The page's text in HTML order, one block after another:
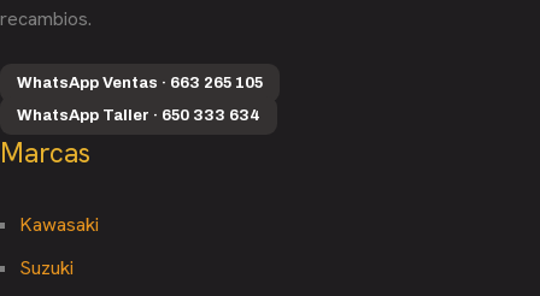
recambios.
WhatsApp Ventas · 663 265 105
WhatsApp Taller · 650 333 634
Marcas
Kawasaki
Suzuki